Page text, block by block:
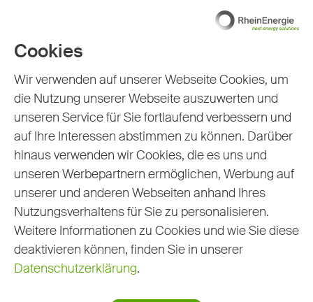
Cookies
Wir verwenden auf unserer Webseite Cookies, um
die Nutzung unserer Webseite auszuwerten und
unseren Service für Sie fortlaufend verbessern und
auf Ihre Interessen abstimmen zu können. Darüber
hinaus verwenden wir Cookies, die es uns und
unseren Werbepartnern ermöglichen, Werbung auf
unserer und anderen Webseiten anhand Ihres
Nutzungsverhaltens für Sie zu personalisieren.
Weitere Informationen zu Cookies und wie Sie diese
deaktivieren können, finden Sie in unserer
Datenschutzerklärung.
Sürther Feld Köln